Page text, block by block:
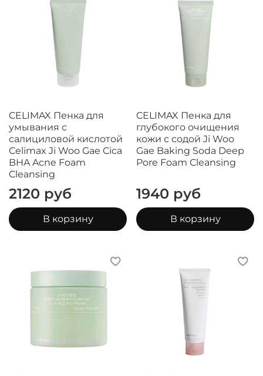
CELIMAX Пенка для
умывания с
салициловой кислотой
Celimax Ji Woo Gae Cica
BHA Acne Foam
Cleansing
2120 руб
В корзину
CELIMAX Пенка для
глубокого очищения
кожи с содой Ji Woo
Gae Baking Soda Deep
Pore Foam Cleansing
1940 руб
В корзину